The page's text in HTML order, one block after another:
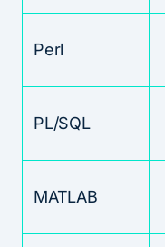
Perl
PL/SQL
MATLAB